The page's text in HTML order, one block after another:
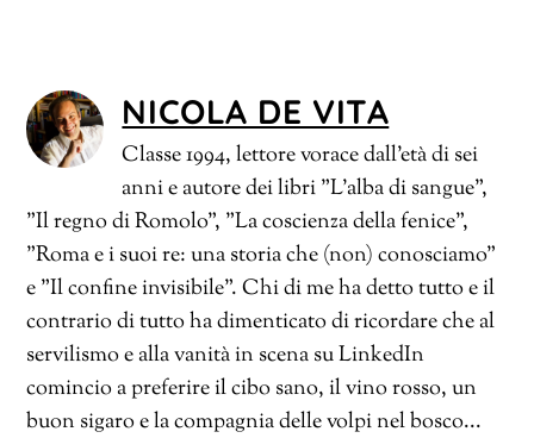
NICOLA DE VITA
Classe 1994, lettore vorace dall'età di sei
anni e autore dei libri "L'alba di sangue",
"Il regno di Romolo", "La coscienza della fenice",
"Roma e i suoi re: una storia che (non) conosciamo"
e "Il confine invisibile". Chi di me ha detto tutto e il
contrario di tutto ha dimenticato di ricordare che al
servilismo e alla vanità in scena su LinkedIn
comincio a preferire il cibo sano, il vino rosso, un
buon sigaro e la compagnia delle volpi nel bosco...